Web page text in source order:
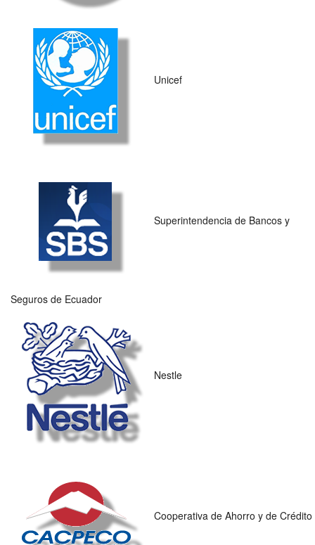
Unicef
Superintendencia de Bancos y
Seguros de Ecuador
Nestle
Cooperativa de Ahorro y de Crédito